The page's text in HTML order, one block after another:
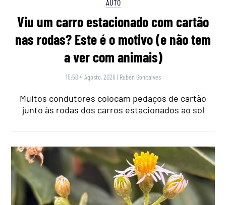
AUTO
Viu um carro estacionado com cartão
nas rodas? Este é o motivo (e não tem
a ver com animais)
15:50 4 Agosto, 2026 | Rubén Gonçalves
Muitos condutores colocam pedaços de cartão
junto às rodas dos carros estacionados ao sol